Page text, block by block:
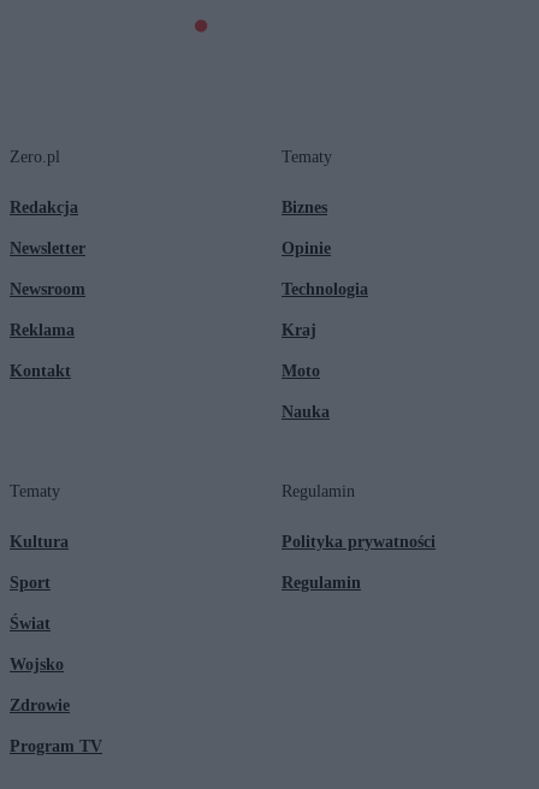
Zero.pl
Redakcja
Newsletter
Newsroom
Reklama
Kontakt
Tematy
Biznes
Opinie
Technologia
Kraj
Moto
Nauka
Tematy
Kultura
Sport
Świat
Wojsko
Zdrowie
Program TV
Regulamin
Polityka prywatności
Regulamin